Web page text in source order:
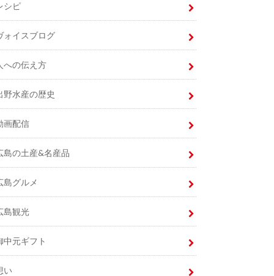
シピ
ォイスブログ
への伝え方
野水産の歴史
画配信
島の土産&名産品
島グルメ
島観光
中元ギフト
い